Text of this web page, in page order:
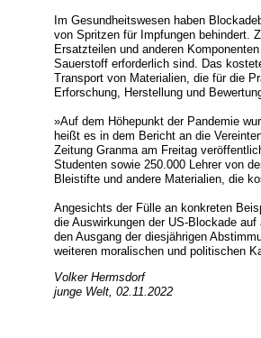
Im Gesundheitswesen haben
von Spritzen für Impfungen behindert.
Ersatzteilen und anderen
Sauerstoff erforderlich sind. Das
Transport von Materialien, die für die
Erforschung, Herstellung und
»Auf dem Höhepunkt der Pandemie
heißt es in dem Bericht an die
Zeitung Granma am Freitag
Studenten sowie 250.000 Lehrer von
Bleistifte und andere Materialien, die
Angesichts der Fülle an konkreten
die Auswirkungen der US-Blockade
den Ausgang der diesjährigen
weiteren moralischen und politischen
Volker Hermsdorf
junge Welt, 02.11.2022